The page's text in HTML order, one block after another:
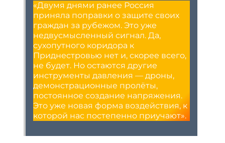
«Двумя днями ранее Россия
приняла поправки о защите своих
граждан за рубежом. Это уже
недвусмысленный сигнал. Да,
сухопутного коридора к
Приднестровью нет и, скорее всего,
не будет. Но остаются другие
инструменты давления — дроны,
демонстрационные пролёты,
постоянное создание напряжения.
Это уже новая форма воздействия, к
которой нас постепенно приучают».